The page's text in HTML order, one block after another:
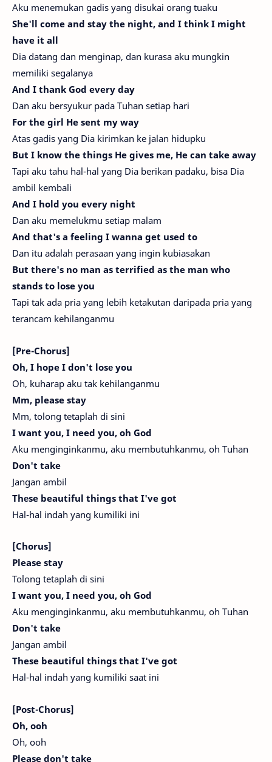
Aku menemukan gadis yang disukai orang tuaku
She'll come and stay the night, and I think I might
have it all
Dia datang dan menginap, dan kurasa aku mungkin
memiliki segalanya
And I thank God every day
Dan aku bersyukur pada Tuhan setiap hari
For the girl He sent my way
Atas gadis yang Dia kirimkan ke jalan hidupku
But I know the things He gives me, He can take away
Tapi aku tahu hal-hal yang Dia berikan padaku, bisa Dia
ambil kembali
And I hold you every night
Dan aku memelukmu setiap malam
And that's a feeling I wanna get used to
Dan itu adalah perasaan yang ingin kubiasakan
But there's no man as terrified as the man who
stands to lose you
Tapi tak ada pria yang lebih ketakutan daripada pria yang
terancam kehilanganmu
[Pre-Chorus]
Oh, I hope I don't losе you
Oh, kuharap aku tak kehilanganmu
Mm, please stay
Mm, tolong tetaplah di sini
I want you, I need you, oh God
Aku menginginkanmu, aku membutuhkanmu, oh Tuhan
Don't take
Jangan ambil
Thеse beautiful things that I've got
Hal-hal indah yang kumiliki ini
[Chorus]
Please stay
Tolong tetaplah di sini
I want you, I need you, oh God
Aku menginginkanmu, aku membutuhkanmu, oh Tuhan
Don't take
Jangan ambil
These beautiful things that I've got
Hal-hal indah yang kumiliki saat ini
[Post-Chorus]
Oh, ooh
Oh, ooh
Please don't take